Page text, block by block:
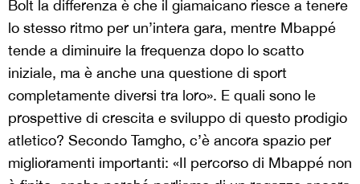
Bolt la differenza è che il giamaicano riesce a tenere
lo stesso ritmo per un’intera gara, mentre Mbappé
tende a diminuire la frequenza dopo lo scatto
iniziale, ma è anche una questione di sport
completamente diversi tra loro». E quali sono le
prospettive di crescita e sviluppo di questo prodigio
atletico? Secondo Tamgho, c’è ancora spazio per
miglioramenti importanti: «Il percorso di Mbappé non